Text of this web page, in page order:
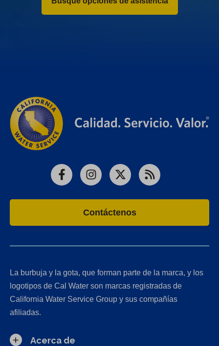
FacebookInstagram
X RSS
Contáctenos
La burbuja y la gota, que forman parte de la marca, y los
logotipos de Cal Water son marcas registradas de
California Water Service Group y sus compañías
afiliadas.
Acerca de